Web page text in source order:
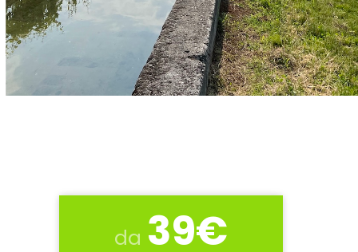
da 39€